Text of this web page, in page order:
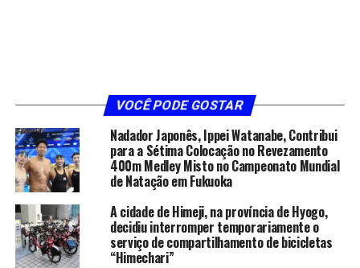
VOCÊ PODE GOSTAR
Nadador Japonês, Ippei Watanabe, Contribui
para a Sétima Colocação no Revezamento
400m Medley Misto no Campeonato Mundial
de Natação em Fukuoka
A cidade de Himeji, na província de Hyogo,
decidiu interromper temporariamente o
serviço de compartilhamento de bicicletas
“Himechari”